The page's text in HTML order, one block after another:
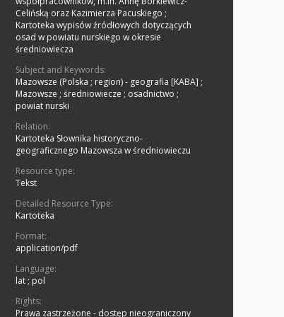
Celińską oraz Kazimierza Pacuskiego ;
Kartoteka wypisów źródłowych dotyczących
osad w powiatu nurskiego w okresie
średniowiecza
Subject and Keywords:
Mazowsze (Polska ; region) - geografia [KABA] ;
Mazowsze ; średniowiecze ; osadnictwo ;
powiat nurski
Relation:
Kartoteka Słownika historyczno-
geograficznego Mazowsza w średniowieczu
Resource type:
Tekst
Detailed Resource Type:
Kartoteka
Format:
application/pdf
Language:
lat ; pol
Rights:
Prawa zastrzeżone - dostęp nieograniczony